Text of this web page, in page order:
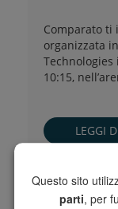
Comparato ti
organizzata
Technologies
10:15,
LEGGI
Questo sito
parti, per